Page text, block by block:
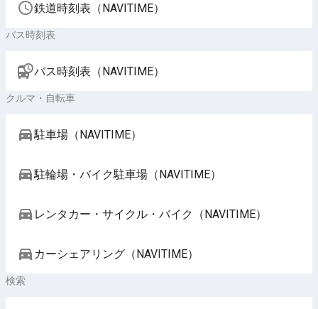
鉄道時刻表（NAVITIME）
バス時刻表
バス時刻表（NAVITIME）
クルマ・自転車
駐車場（NAVITIME）
駐輪場・バイク駐車場（NAVITIME）
レンタカー・サイクル・バイク（NAVITIME）
カーシェアリング（NAVITIME）
検索